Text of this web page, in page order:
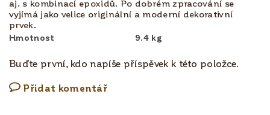
aj. s kombinací epoxidů. Po dobrém zpracování se
vyjímá jako velice originální a moderní dekorativní
prvek.
Hmotnost 9.4 kg
Buďte první, kdo napíše příspěvek k této položce.
Přidat komentář